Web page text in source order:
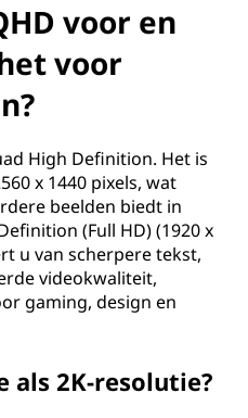
voor en
voor
High Definition. Het is
x 1440 pixels, wat
beelden biedt in
(Full HD) (1920 x
u van scherpere tekst,
videokwaliteit,
gaming, design en
als 2K-resolutie?